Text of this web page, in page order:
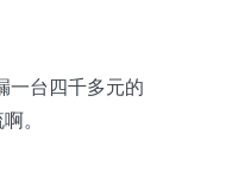
一台四千多元的
。